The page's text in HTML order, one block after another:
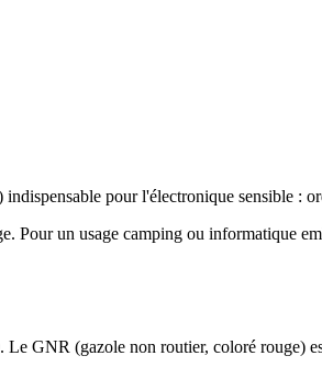
pour l'électronique sensible :
Pour un usage camping ou informatique
GNR (gazole non routier, coloré rouge)